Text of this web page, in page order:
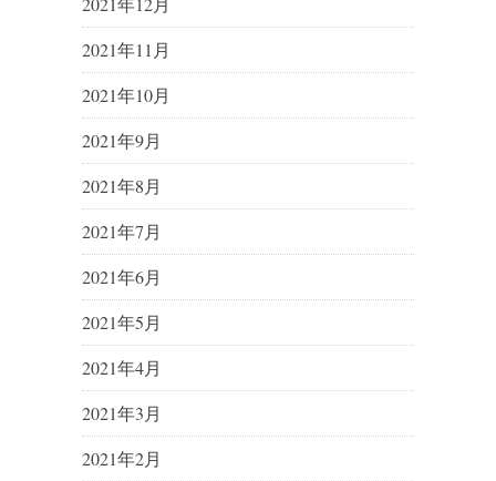
2021年11月
2021年10月
2021年9月
2021年8月
2021年7月
2021年6月
2021年5月
2021年4月
2021年3月
2021年2月